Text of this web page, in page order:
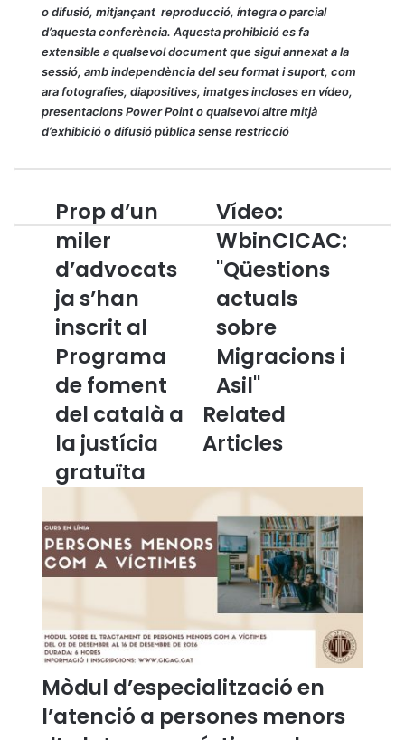
o difusió, mitjançant reproducció, íntegra o parcial
d’aquesta conferència. Aquesta prohibició es fa
extensible a qualsevol document que sigui annexat a la
sessió, amb independència del seu format i suport, com
ara fotografies, diapositives, imatges incloses en vídeo,
presentacions Power Point o qualsevol altre mitjà
d’exhibició o difusió pública sense restricció
P
r
o
p
d
u
n
m
l
e
r
d
’
a
v
o
c
j
a
s
’
h
Prop d’un
miler
d’advocats
ja s’han
inscrit al
Programa
de foment
del català a
la justícia
gratuïta
V
í
d
e
:
W
b
n
C
I
A
:
Q
ü
s
o
s
a
c
Vídeo:
WbinCICAC:
"Qüestions
actuals
sobre
Migracions i
Asil"
Related
Articles
Mòdul d’especialització en
l’atenció a persones menors